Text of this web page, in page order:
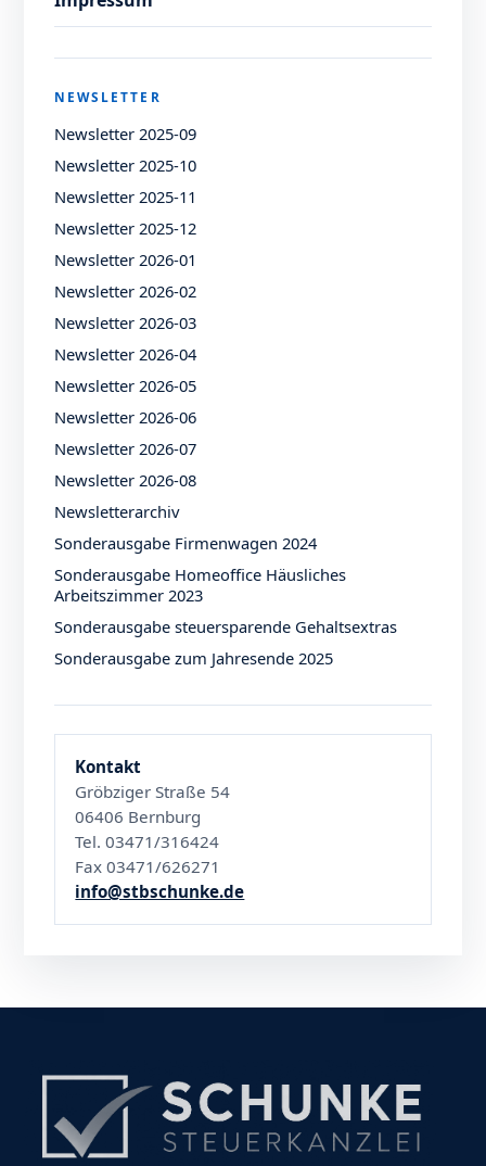
NEWSLETTER
Newsletter 2025-09
Newsletter 2025-10
Newsletter 2025-11
Newsletter 2025-12
Newsletter 2026-01
Newsletter 2026-02
Newsletter 2026-03
Newsletter 2026-04
Newsletter 2026-05
Newsletter 2026-06
Newsletter 2026-07
Newsletter 2026-08
Newsletterarchiv
Sonderausgabe Firmenwagen 2024
Sonderausgabe Homeoffice Häusliches
Arbeitszimmer 2023
Sonderausgabe steuersparende Gehaltsextras
Sonderausgabe zum Jahresende 2025
Kontakt
Gröbziger Straße 54
06406 Bernburg
Tel. 03471/316424
Fax 03471/626271
info@stbschunke.de